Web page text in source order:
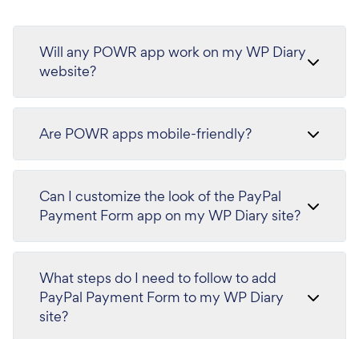
Will any POWR app work on my WP Diary
website?
Are POWR apps mobile-friendly?
Can I customize the look of the PayPal
Payment Form app on my WP Diary site?
What steps do I need to follow to add
PayPal Payment Form to my WP Diary
site?